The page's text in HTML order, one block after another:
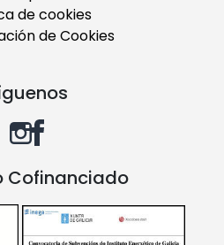
de cookies
de Cookies
Cofinanciado